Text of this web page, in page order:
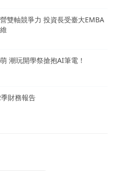
雙軸競爭力 投資長受臺大EMBA
潮玩開學祭搶抱AI筆電！
財務報告